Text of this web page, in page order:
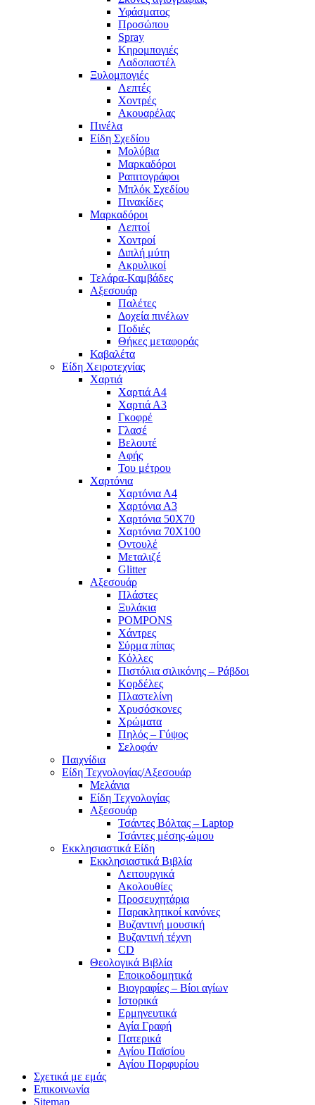
Υφάσματος
Προσώπου
Spray
Κηρομπογιές
Λαδοπαστέλ
Ξυλομπογιές
Λεπτές
Χοντρές
Ακουαρέλας
Πινέλα
Είδη Σχεδίου
Μολύβια
Μαρκαδόροι
Ραπιτογράφοι
Μπλόκ Σχεδίου
Πινακίδες
Μαρκαδόροι
Λεπτοί
Χοντροί
Διπλή μύτη
Ακρυλικοί
Τελάρα-Καμβάδες
Αξεσουάρ
Παλέτες
Δοχεία πινέλων
Ποδιές
Θήκες μεταφοράς
Καβαλέτα
Είδη Χειροτεχνίας
Χαρτιά
Χαρτιά Α4
Χαρτιά Α3
Γκοφρέ
Γλασέ
Βελουτέ
Αφής
Του μέτρου
Χαρτόνια
Χαρτόνια Α4
Χαρτόνια Α3
Χαρτόνια 50Χ70
Χαρτόνια 70Χ100
Οντουλέ
Μεταλιζέ
Glitter
Αξεσουάρ
Πλάστες
Ξυλάκια
POMPONS
Χάντρες
Σύρμα πίπας
Κόλλες
Πιστόλια σιλικόνης – Ράβδοι
Κορδέλες
Πλαστελίνη
Χρυσόσκονες
Χρώματα
Πηλός – Γύψος
Σελοφάν
Παιχνίδια
Είδη Τεχνολογίας/Αξεσουάρ
Μελάνια
Είδη Τεχνολογίας
Αξεσουάρ
Τσάντες Βόλτας – Laptop
Τσάντες μέσης-ώμου
Εκκλησιαστικά Είδη
Εκκλησιαστικά Βιβλία
Λειτουργικά
Ακολουθίες
Προσευχητάρια
Παρακλητικοί κανόνες
Βυζαντινή μουσική
Βυζαντινή τέχνη
CD
Θεολογικά Βιβλία
Εποικοδομητικά
Βιογραφίες – Βίοι αγίων
Ιστορικά
Ερμηνευτικά
Αγία Γραφή
Πατερικά
Αγίου Παϊσίου
Αγίου Πορφυρίου
Σχετικά με εμάς
Επικοινωνία
Sitemap